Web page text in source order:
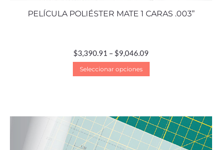
PELÍCULA POLIÉSTER MATE 1 CARAS .003”
$3,390.91 – $9,046.09
Seleccionar opciones